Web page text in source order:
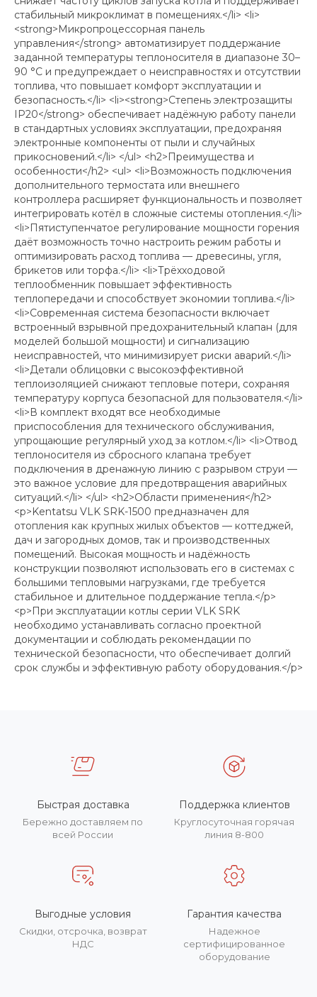
стабильный микроклимат в помещениях.</li> <li>
<strong>Микропроцессорная панель
управления</strong> автоматизирует поддержание
заданной температуры теплоносителя в диапазоне 30–
90 °C и предупреждает о неисправностях и отсутствии
топлива, что повышает комфорт эксплуатации и
безопасность.</li> <li><strong>Степень электрозащиты
IP20</strong> обеспечивает надёжную работу панели
в стандартных условиях эксплуатации, предохраняя
электронные компоненты от пыли и случайных
прикосновений.</li> </ul> <h2>Преимущества и
особенности</h2> <ul> <li>Возможность подключения
дополнительного термостата или внешнего
контроллера расширяет функциональность и позволяет
интегрировать котёл в сложные системы отопления.</li>
<li>Пятиступенчатое регулирование мощности горения
даёт возможность точно настроить режим работы и
оптимизировать расход топлива — древесины, угля,
брикетов или торфа.</li> <li>Трёхходовой
теплообменник повышает эффективность
теплопередачи и способствует экономии топлива.</li>
<li>Современная система безопасности включает
встроенный взрывной предохранительный клапан (для
моделей большой мощности) и сигнализацию
неисправностей, что минимизирует риски аварий.</li>
<li>Детали облицовки с высокоэффективной
теплоизоляцией снижают тепловые потери, сохраняя
температуру корпуса безопасной для пользователя.</li>
<li>В комплект входят все необходимые
приспособления для технического обслуживания,
упрощающие регулярный уход за котлом.</li> <li>Отвод
теплоносителя из сбросного клапана требует
подключения в дренажную линию с разрывом струи —
это важное условие для предотвращения аварийных
ситуаций.</li> </ul> <h2>Области применения</h2>
<p>Kentatsu VLK SRK-1500 предназначен для
отопления как крупных жилых объектов — коттеджей,
дач и загородных домов, так и производственных
помещений. Высокая мощность и надёжность
конструкции позволяют использовать его в системах с
большими тепловыми нагрузками, где требуется
стабильное и длительное поддержание тепла.</p>
<p>При эксплуатации котлы серии VLK SRK
необходимо устанавливать согласно проектной
документации и соблюдать рекомендации по
технической безопасности, что обеспечивает долгий
срок службы и эффективную работу оборудования.</p>
Быстрая доставка
Бережно доставляем по
всей России
Поддержка клиентов
Круглосуточная горячая
линия 8-800
Выгодные условия
Скидки, отсрочка, возврат
НДС
Гарантия качества
Надежное
сертифицированное
оборудование